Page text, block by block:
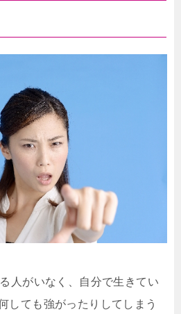
人がいなく、自分で生きてい
しても強がったりしてしまう